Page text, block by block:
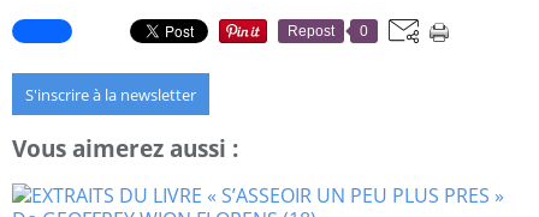
Repost 0
S'inscrire à la newsletter
Vous aimerez aussi :